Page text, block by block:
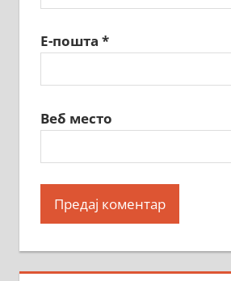
Е-пошта *
Веб место